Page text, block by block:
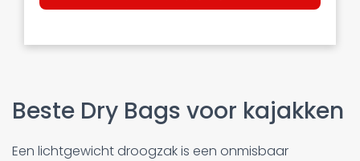
Beste Dry Bags voor kajakken
Een lichtgewicht droogzak is een onmisbaar